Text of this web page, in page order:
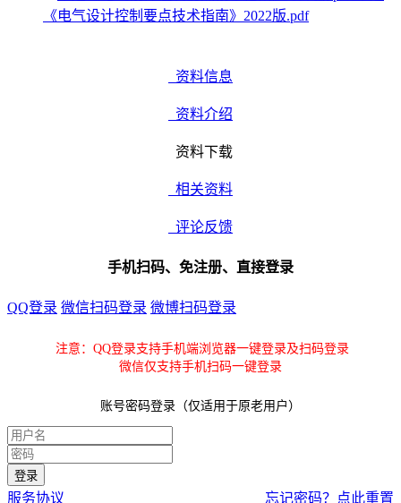
《电气设计控制要点技术指南》2022版.pdf
资料信息
资料介绍
资料下载
相关资料
评论反馈
手机扫码、免注册、直接登录
QQ登录 微信扫码登录 微博扫码登录
注意：QQ登录支持手机端浏览器一键登录及扫码登录
微信仅支持手机扫码一键登录
账号密码登录（仅适用于原老用户）
服务协议 忘记密码？点此重置